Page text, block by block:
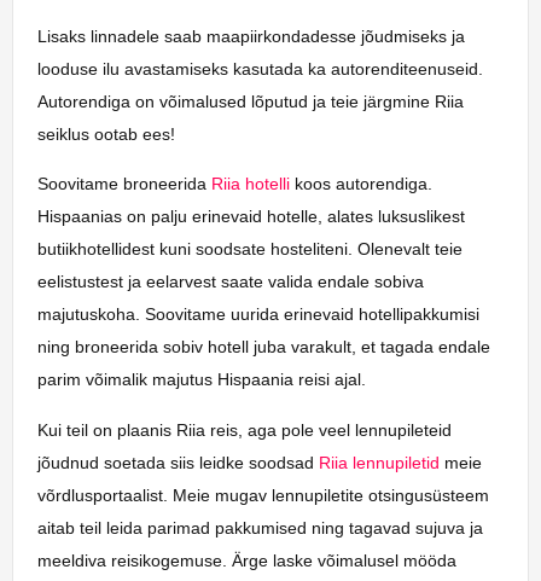
Lisaks linnadele saab maapiirkondadesse jõudmiseks ja
looduse ilu avastamiseks kasutada ka autorenditeenuseid.
Autorendiga on võimalused lõputud ja teie järgmine Riia
seiklus ootab ees!
Soovitame broneerida Riia hotelli koos autorendiga.
Hispaanias on palju erinevaid hotelle, alates luksuslikest
butiikhotellidest kuni soodsate hosteliteni. Olenevalt teie
eelistustest ja eelarvest saate valida endale sobiva
majutuskoha. Soovitame uurida erinevaid hotellipakkumisi
ning broneerida sobiv hotell juba varakult, et tagada endale
parim võimalik majutus Hispaania reisi ajal.
Kui teil on plaanis Riia reis, aga pole veel lennupileteid
jõudnud soetada siis leidke soodsad Riia lennupiletid meie
võrdlusportaalist. Meie mugav lennupiletite otsingusüsteem
aitab teil leida parimad pakkumised ning tagavad sujuva ja
meeldiva reisikogemuse. Ärge laske võimalusel mööda